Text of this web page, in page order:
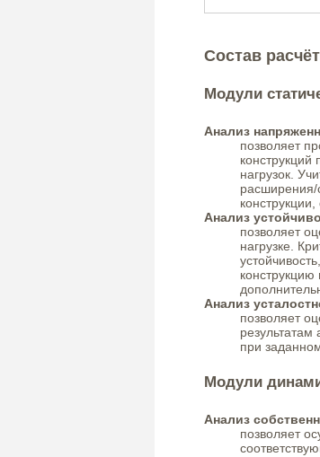
Состав
Модули
Анализ
позволяет
нагрузок.
расширения/
Анализ
позволяет
нагрузке.
Анализ
позволяет
результатам
при
Модули
Анализ
позволяет